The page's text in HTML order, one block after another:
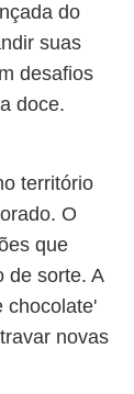
do
suas
desafios
doce.
território
O
que
de sorte. A
chocolate'
novas